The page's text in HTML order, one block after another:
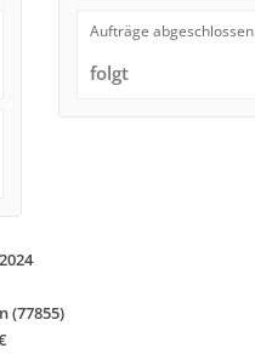
Aufträge abgeschlossen
folgt
(77855)